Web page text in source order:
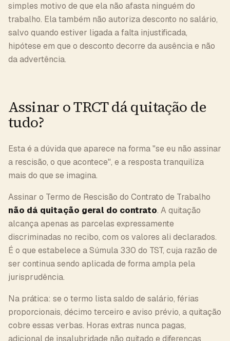
simples motivo de que ela não afasta ninguém do
trabalho. Ela também não autoriza desconto no salário,
salvo quando estiver ligada a falta injustificada,
hipótese em que o desconto decorre da ausência e não
da advertência.
Assinar o TRCT dá quitação de
tudo?
Esta é a dúvida que aparece na forma "se eu não assinar
a rescisão, o que acontece", e a resposta tranquiliza
mais do que se imagina.
Assinar o Termo de Rescisão do Contrato de Trabalho
não dá quitação geral do contrato. A quitação
alcança apenas as parcelas expressamente
discriminadas no recibo, com os valores ali declarados.
É o que estabelece a Súmula 330 do TST, cuja razão de
ser continua sendo aplicada de forma ampla pela
jurisprudência.
Na prática: se o termo lista saldo de salário, férias
proporcionais, décimo terceiro e aviso prévio, a quitação
cobre essas verbas. Horas extras nunca pagas,
adicional de insalubridade não quitado e diferenças